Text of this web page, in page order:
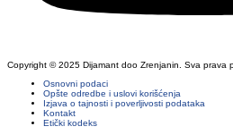
Copyright © 2025 Dijamant doo Zrenjanin. Sva prava
Osnovni podaci
Opšte odredbe i uslovi korišćenja
Izjava o tajnosti i poverljivosti podataka
Kontakt
Etički kodeks